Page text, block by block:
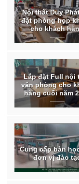
Nội thất Duy
đặt phòng họp
cho khách
Lắp đặt Full nội
văn phòng cho
hàng cuối năm
Cung cấp bàn
đơn vị đào